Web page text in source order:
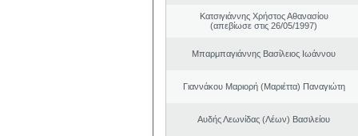
Κατσιγιάννης Χρήστος Αθανασίου
(απεβίωσε στις 26/05/1997)
Μπαρμπαγιάννης Βασίλειος Ιωάννου
Γιαννάκου Μαριορή (Μαριέττα) Παναγιώτη
Αυδής Λεωνίδας (Λέων) Βασιλείου